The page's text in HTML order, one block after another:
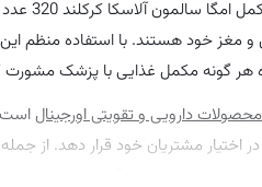
هر گونه مکمل غذایی با پزشک
دارویی و تقویتی اورجینال
اختیار مشتریان خود قرار دهد. از